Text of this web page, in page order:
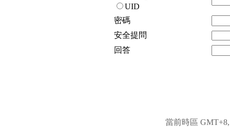
UID
密碼
安全提問
回答
當前時區